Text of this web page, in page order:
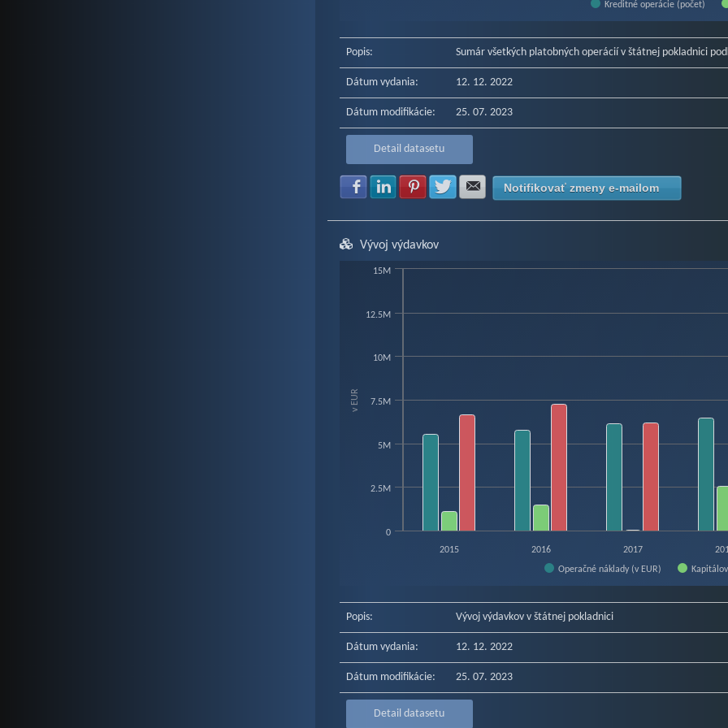
Kreditné operácie (počet)
Popis: Sumár všetkých platobných operácií v štátnej pokladnici
Dátum vydania: 12. 12. 2022
Dátum modifikácie: 25. 07. 2023
Detail datasetu
Zdielať na Facebook
Zdielať na LinkedIn
Zdielať na Pinterest
Zdielať na Twitter
Zdielať na E-mail
Notifikovať zmeny e-mailom
Vývoj výdavkov
Chart
v EUR
Operačné náklady (v EUR)
2015 2016 2017
0
2.5M
5M
7.5M
10M
12.5M
15M
Popis: Vývoj výdavkov v štátnej pokladnici
Dátum vydania: 12. 12. 2022
Dátum modifikácie: 25. 07. 2023
Detail datasetu